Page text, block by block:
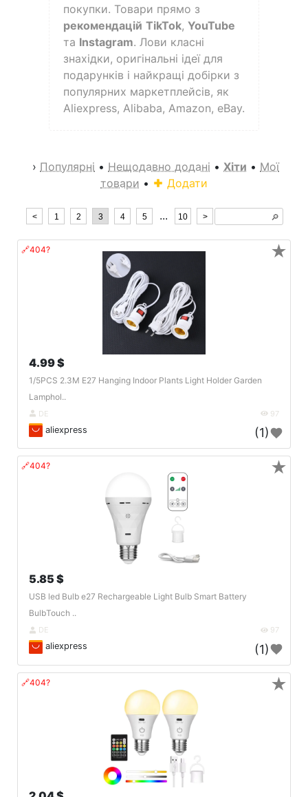
покупки. Товари прямо з
рекомендацій TikTok, YouTube
та Instagram. Лови класні
знахідки, оригінальні ідеї для
подарунків і найкращі добірки з
популярних маркетплейсів, як
Aliexpress, Alibaba, Amazon, eBay.
› Популярні • Нещодавно додані • Хіти • Мої
товари • Додати
< 1 2 3 4 5 ... 10 > 🔎︎
🔗404?
4.99 $
1/5PCS 2.3M E27 Hanging Indoor Plants Light Holder Garden
Lamphol..
DE 97
aliexpress (1)
★
🔗404?
5.85 $
USB led Bulb e27 Rechargeable Light Bulb Smart Battery
BulbTouch ..
DE 97
aliexpress (1)
★
🔗404? ★